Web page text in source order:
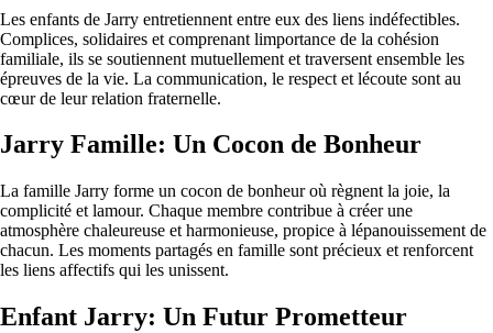
Les enfants de Jarry entretiennent entre eux des liens indéfectibles.
Complices, solidaires et comprenant limportance de la cohésion
familiale, ils se soutiennent mutuellement et traversent ensemble les
épreuves de la vie. La communication, le respect et lécoute sont au
cœur de leur relation fraternelle.
Jarry Famille: Un Cocon de Bonheur
La famille Jarry forme un cocon de bonheur où règnent la joie, la
complicité et lamour. Chaque membre contribue à créer une
atmosphère chaleureuse et harmonieuse, propice à lépanouissement de
chacun. Les moments partagés en famille sont précieux et renforcent
les liens affectifs qui les unissent.
Enfant Jarry: Un Futur Prometteur